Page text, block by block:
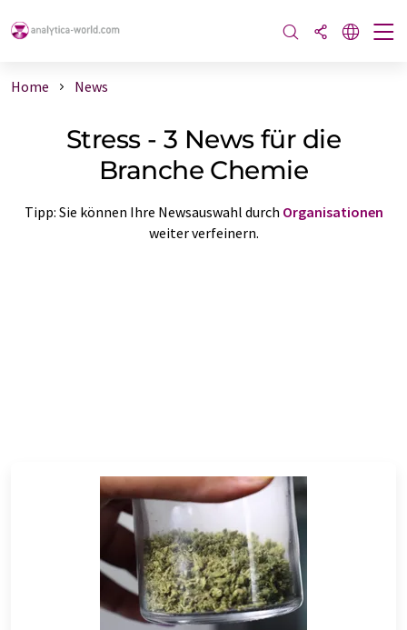
Home News
Stress - 3 News für die
Branche Chemie
Tipp: Sie können Ihre Newsauswahl durch Organisationen
weiter verfeinern.